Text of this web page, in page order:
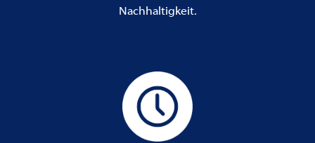
Nachhaltigkeit.